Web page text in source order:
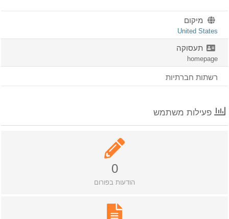
מיקום
United States
תעסוקה
homepage
רשתות חברתיות
פעילות משתמש
0
הודעות בפורום